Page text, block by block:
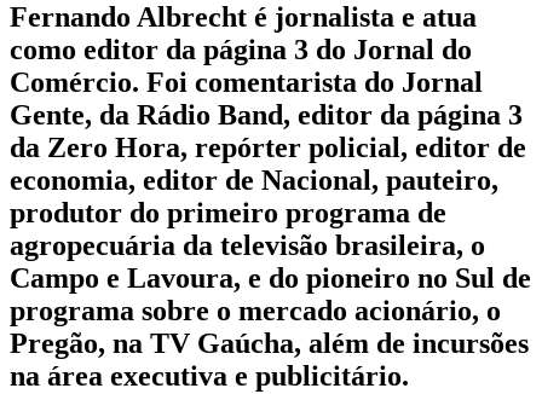
Fernando Albrecht é jornalista e atua
como editor da página 3 do Jornal do
Comércio. Foi comentarista do Jornal
Gente, da Rádio Band, editor da página 3
da Zero Hora, repórter policial, editor de
economia, editor de Nacional, pauteiro,
produtor do primeiro programa de
agropecuária da televisão brasileira, o
Campo e Lavoura, e do pioneiro no Sul de
programa sobre o mercado acionário, o
Pregão, na TV Gaúcha, além de incursões
na área executiva e publicitário.